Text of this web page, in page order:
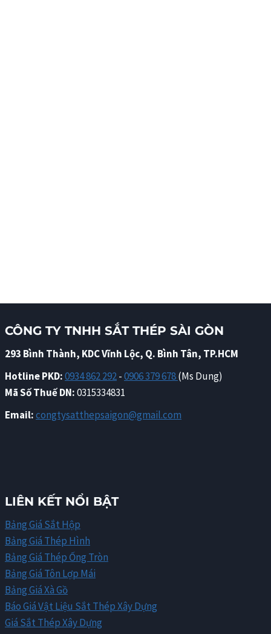
CÔNG TY TNHH SẮT THÉP SÀI GÒN
293 Bình Thành, KDC Vĩnh Lộc, Q. Bình Tân, TP.HCM
Hotline PKD:0934 862 292-0906 379 678(Ms Dung)
Mã Số Thuế DN:0315334831
Email:congtysatthepsaigon@gmail.com
LIÊN KẾT NỔI BẬT
Bảng Giá Sắt Hộp
Bảng Giá Thép Hình
Bảng Giá Thép Ống Tròn
Bảng Giá Tôn Lợp Mái
Bảng Giá Xà Gồ
Báo Giá Vật Liệu Sắt Thép Xây Dựng
Giá Sắt Thép Xây Dựng